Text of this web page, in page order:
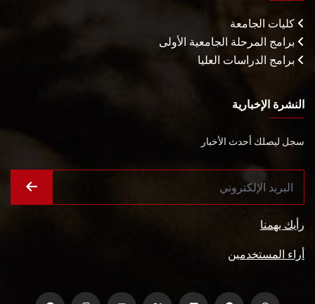
كليات الجامعة
برامج المرحلة الجامعية الأولى
برامج الدراسات العليا
النشرة الإخبارية
سجل ليصلك أحدث الأخبار
رأيك يهمنا
أراء المستخدمين